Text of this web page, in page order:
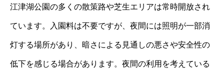
江津湖公園の多くの散策路や芝生エリアは常時開放され
ています。入園料は不要ですが、夜間には照明が一部消
灯する場所があり、暗さによる見通しの悪さや安全性の
低下を感じる場合があります。夜間の利用を考えている